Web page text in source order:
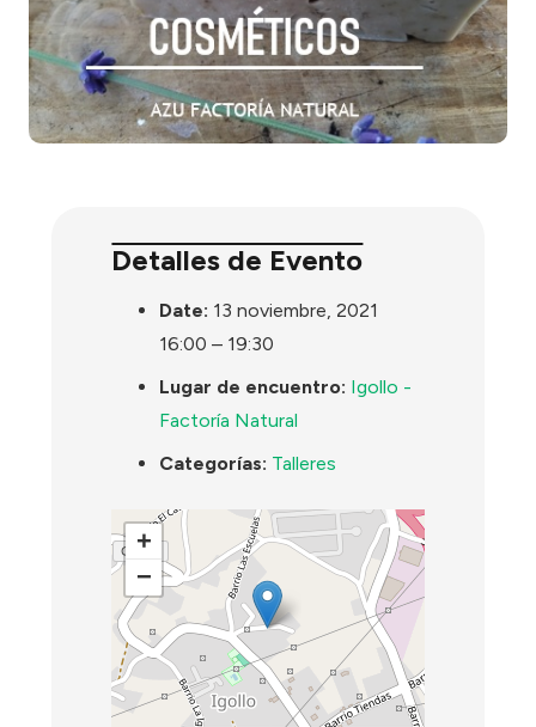
Detalles de Evento
Date: 13 noviembre, 2021
16:00 – 19:30
Lugar de encuentro: Igollo -
Factoría Natural
Categorías: Talleres
+
−